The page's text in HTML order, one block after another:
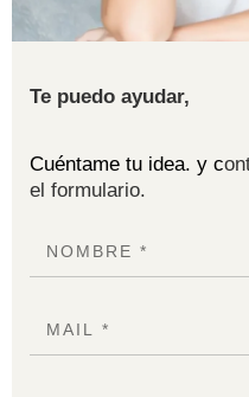
Te puedo ayudar,
Cuéntame tu idea. y c
el formulario.